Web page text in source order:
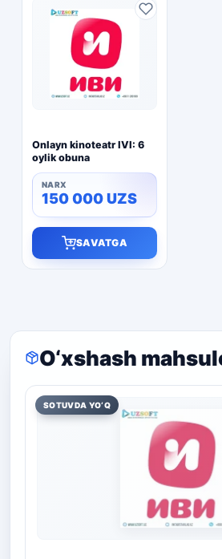
Onlayn kinoteatr IVI: 6
oylik obuna
150 000UZS
SAVATGA
O‘xshash
SOTUVDA YO‘Q